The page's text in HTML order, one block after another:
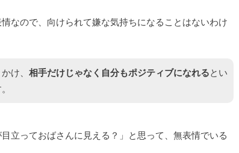
なので、向けられて嫌な気持ちになることはないわけ
け、 相手だけじゃなく自分もポジティブになれるとい
立っておばさんに見える？」と思って、無表情でいる